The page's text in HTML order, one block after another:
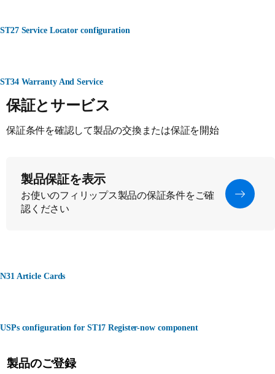
ST27 Service Locator configuration
ST34 Warranty And Service
保証とサービス
保証条件を確認して製品の交換または保証を開始
製品保証を表示
お使いのフィリップス製品の保証条件をご確
認ください
N31 Article Cards
USPs configuration for ST17 Register-now component
製品のご登録